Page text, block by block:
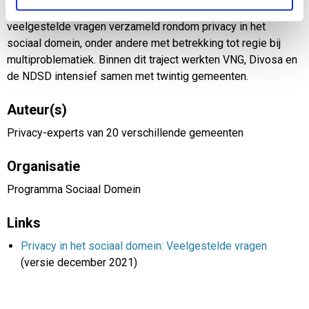
betreft de tweede publicatie. In deze publicatie is een aantal
veelgestelde vragen verzameld rondom privacy in het
sociaal domein, onder andere met betrekking tot regie bij
multiproblematiek. Binnen dit traject werkten VNG, Divosa en
de NDSD intensief samen met twintig gemeenten.
Auteur(s)
Privacy-experts van 20 verschillende gemeenten
Organisatie
Programma Sociaal Domein
Links
Privacy in het sociaal domein: Veelgestelde vragen
(versie december 2021)